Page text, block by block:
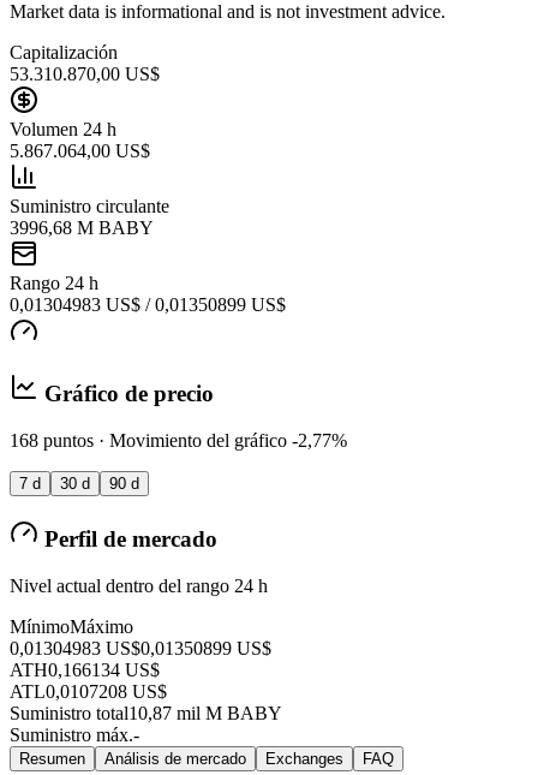
Market data is informational and is not investment advice.
Capitalización
53.310.870,00 US$
Volumen 24 h
5.867.064,00 US$
Suministro circulante
3996,68 M BABY
Rango 24 h
0,01304983 US$ / 0,01350899 US$
Gráfico de precio
168 puntos · Movimiento del gráfico -2,77%
7 d 30 d 90 d
Perfil de mercado
Nivel actual dentro del rango 24 h
MínimoMáximo
0,01304983 US$0,01350899 US$
ATH0,166134 US$
ATL0,0107208 US$
Suministro total10,87 mil M BABY
Suministro máx.-
Resumen Análisis de mercado Exchanges FAQ